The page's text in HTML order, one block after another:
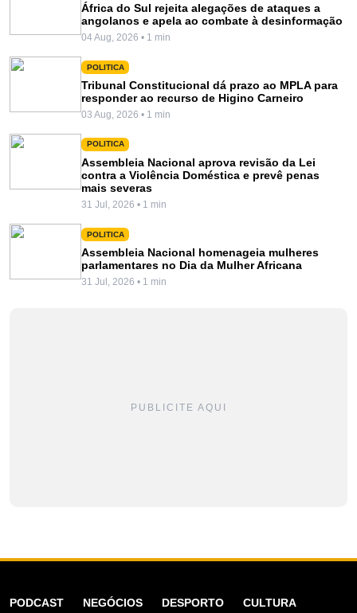
África do Sul rejeita alegações de ataques a
angolanos e apela ao combate à desinformação
04 Aug, 2026 • 1 min
POLITICA
Tribunal Constitucional dá prazo ao MPLA para
responder ao recurso de Higino Carneiro
03 Aug, 2026 • 1 min
POLITICA
Assembleia Nacional aprova revisão da Lei
contra a Violência Doméstica e prevê penas
mais severas
31 Jul, 2026 • 1 min
POLITICA
Assembleia Nacional homenageia mulheres
parlamentares no Dia da Mulher Africana
31 Jul, 2026 • 1 min
PUBLICITE AQUI
PODCAST NEGÓCIOS DESPORTO CULTURA